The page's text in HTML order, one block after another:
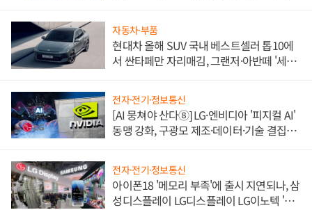
자동차·부품
현대차 올해 SUV 국내 베스트셀러 톱10에
서 싼타페만 자리매김, 그랜저·아반떼 '세단
전자·전기·정보통신
[AI 뭉쳐야 산다⑧] LG·엔비디아 '피지컬 AI'
동맹 강화, 구광모 제조·데이터·기술 결집
전자·전기·정보통신
아이폰18 '메모리 부족'에 출시 지연되나, 삼
성디스플레이 LG디스플레이 LG이노텍 '탈